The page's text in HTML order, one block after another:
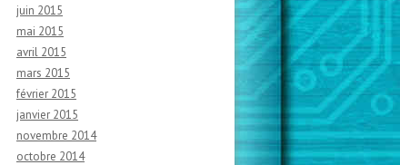
juin 2015
mai 2015
avril 2015
mars 2015
février 2015
janvier 2015
novembre 2014
octobre 2014